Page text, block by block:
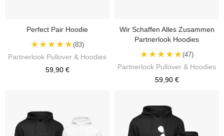
Perfect Pair Hoodie
★★★★★(83)
Partnerlook Pullover & Hoodies
59,90 €
Wir Schaffen Alles Zusammen
Partnerlook Hoodies
★★★★★(47)
Partnerlook Pullover & Hoodies
59,90 €